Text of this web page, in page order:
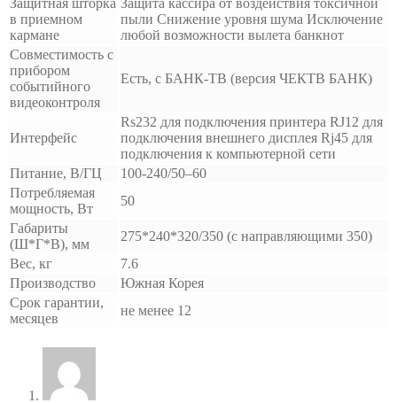
Защитная шторка
в приемном
кармане
Защита кассира от воздействия токсичной
пыли Снижение уровня шума Исключение
любой возможности вылета банкнот
Совместимость с
прибором
событийного
видеоконтроля
Есть, с БАНК-ТВ (версия ЧЕКТВ БАНК)
Интерфейс
Rs232 для подключения принтера RJ12 для
подключения внешнего дисплея Rj45 для
подключения к компьютерной сети
Питание, В/ГЦ
100-240/50–60
Потребляемая
мощность, Вт
50
Габариты
(Ш*Г*В), мм
275*240*320/350 (с направляющими 350)
Вес, кг
7.6
Производство
Южная Корея
Срок гарантии,
месяцев
не менее 12